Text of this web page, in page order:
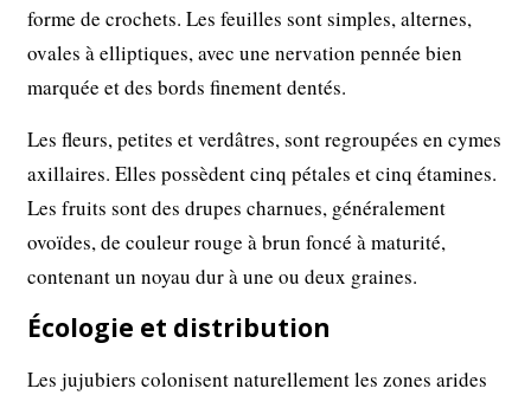
forme de crochets. Les feuilles sont simples, alternes,
ovales à elliptiques, avec une nervation pennée bien
marquée et des bords finement dentés.
Les fleurs, petites et verdâtres, sont regroupées en cymes
axillaires. Elles possèdent cinq pétales et cinq étamines.
Les fruits sont des drupes charnues, généralement
ovoïdes, de couleur rouge à brun foncé à maturité,
contenant un noyau dur à une ou deux graines.
Écologie et distribution
Les jujubiers colonisent naturellement les zones arides